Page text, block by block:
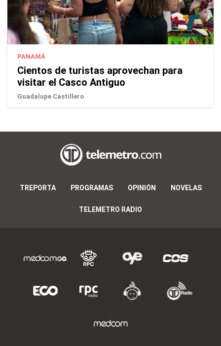
PANAMÁ
Cientos de turistas aprovechan para
visitar el Casco Antiguo
Guadalupe Castillero
TREPORTA PROGRAMAS OPINIÓN NOVELAS
TELEMETRO RADIO